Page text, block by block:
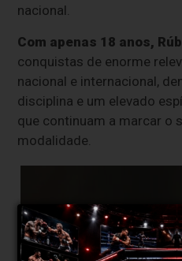
nacional.
Com apenas 18 anos,
conquistas de enorme
nacional e internacional,
disciplina e um elevado
que continuam a marcar o
modalidade.